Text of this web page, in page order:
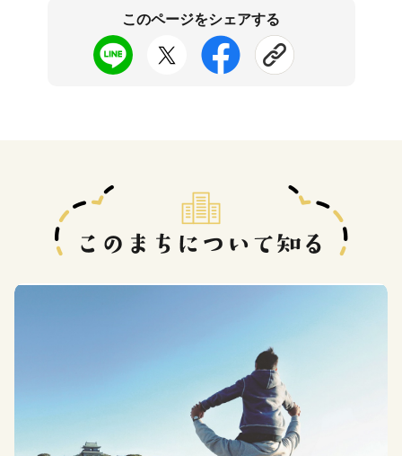
このページをシェアする